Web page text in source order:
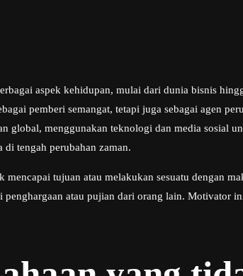
aspek kehidupan, mulai dari dunia bisnis
pemberi semangat, tetapi juga sebagai agen
global, menggunakan teknologi dan media sosial
tengah perubahan zaman.
tujuan atau melakukan sesuatu dengan
atau pujian dari orang lain. Motivator